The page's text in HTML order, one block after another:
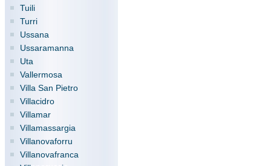
Tuili
Turri
Ussana
Ussaramanna
Uta
Vallermosa
Villa San Pietro
Villacidro
Villamar
Villamassargia
Villanovaforru
Villanovafranca